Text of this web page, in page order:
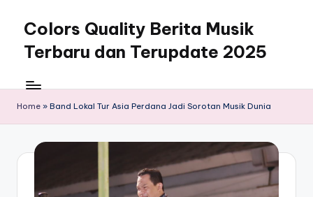
content
Colors Quality Berita Musik
Terbaru dan Terupdate 2025
Home » Band Lokal Tur Asia Perdana Jadi Sorotan Musik Dunia